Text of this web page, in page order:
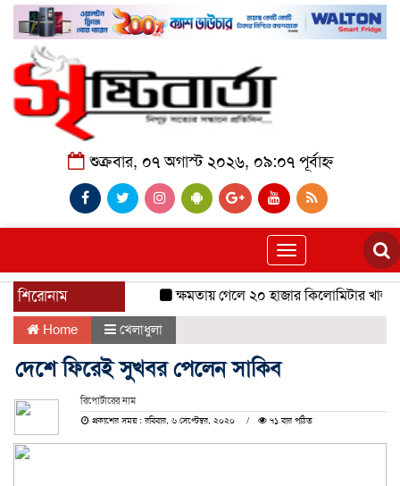
শুক্রবার, ০৭ অগাস্ট ২০২৬, ০৯:০৭ পূর্বাহ্ন
Toggle
navigation
শিরোনাম ক্ষমতায় গেলে ২০ হাজার কিলোমিটার খাল
Home খেলাধুলা
দেশে ফিরেই সুখবর পেলেন সাকিব
রিপোর্টারের নাম
প্রকাশের সময় : রবিবার, ৬ সেপ্টেম্বর, ২০২০
৭১ বার পঠিত